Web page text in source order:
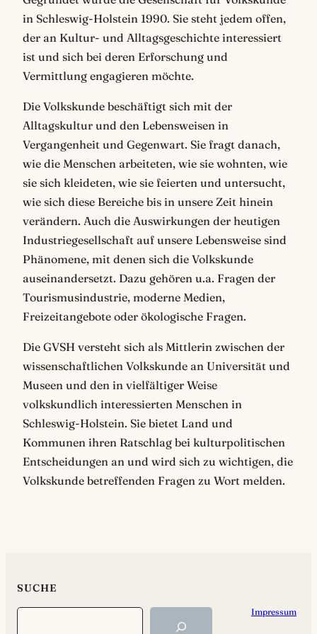
in Schleswig-Holstein 1990. Sie steht jedem offen,
der an Kultur- und Alltagsgeschichte interessiert
ist und sich bei deren Erforschung und
Vermittlung engagieren möchte.
Die Volkskunde beschäftigt sich mit der
Alltagskultur und den Lebensweisen in
Vergangenheit und Gegenwart. Sie fragt danach,
wie die Menschen arbeiteten, wie sie wohnten, wie
sie sich kleideten, wie sie feierten und untersucht,
wie sich diese Bereiche bis in unsere Zeit hinein
verändern. Auch die Auswirkungen der heutigen
Industriegesellschaft auf unsere Lebensweise sind
Phänomene, mit denen sich die Volkskunde
auseinandersetzt. Dazu gehören u.a. Fragen der
Tourismusindustrie, moderne Medien,
Freizeitangebote oder ökologische Fragen.
Die GVSH versteht sich als Mittlerin zwischen der
wissenschaftlichen Volkskunde an Universität und
Museen und den in vielfältiger Weise
volkskundlich interessierten Menschen in
Schleswig-Holstein. Sie bietet Land und
Kommunen ihren Ratschlag bei kulturpolitischen
Entscheidungen an und wird sich zu wichtigen, die
Volkskunde betreffenden Fragen zu Wort melden.
SUCHE
Impressum